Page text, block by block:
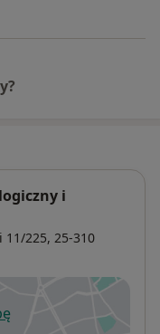
i
11/225, 25-310
się w nowej karcie